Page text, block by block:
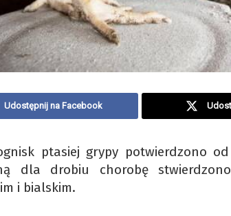
Udostępnij na Facebook
ptasiej grypy potwierdzono
dla drobiu chorobę
i bialskim.